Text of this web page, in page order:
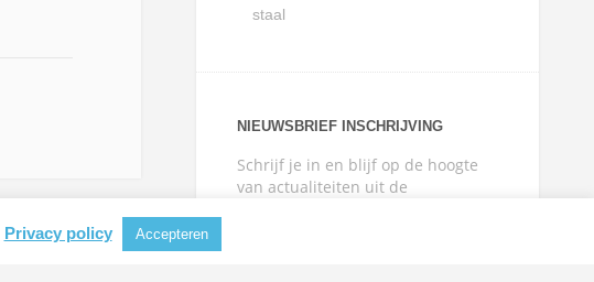
staal
NIEUWSBRIEF INSCHRIJVING
Schrijf je in en blijf op de hoogte
van actualiteiten uit de
Privacy policy Accepteren